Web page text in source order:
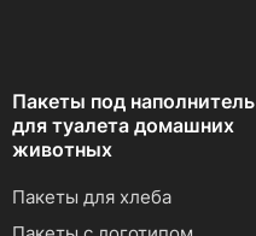
Пакеты под наполнитель
для туалета домашних
животных
Пакеты для хлеба